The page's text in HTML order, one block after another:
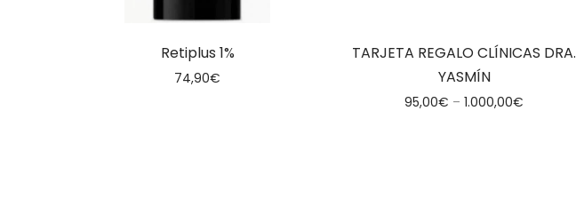
Retiplus 1%
74,90€
TARJETA REGALO CLÍNICAS DRA.
YASMÍN
95,00€ – 1.000,00€